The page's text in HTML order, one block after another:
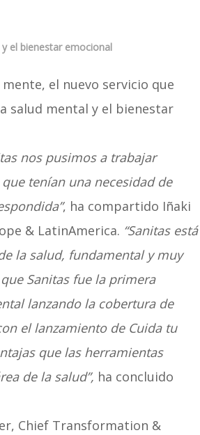
el bienestar emocional
el nuevo servicio que
salud mental y el bienestar
nos pusimos a trabajar
tenían una necesidad de
, ha compartido Iñaki
& LatinAmerica. “Sanitas está
la salud, fundamental y muy
Sanitas fue la primera
lanzando la cobertura de
el lanzamiento de Cuida tu
que las herramientas
de la salud”, ha concluido
Chief Transformation &